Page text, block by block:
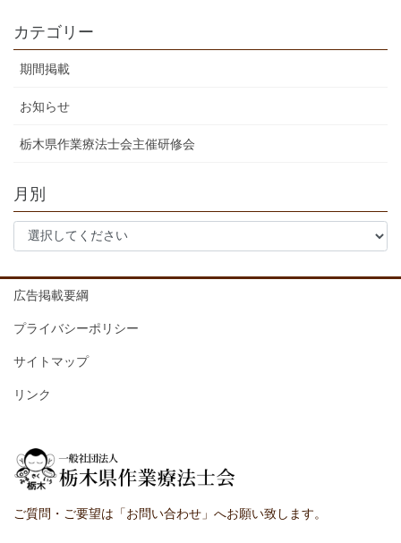
カテゴリー
期間掲載
お知らせ
栃木県作業療法士会主催研修会
月別
広告掲載要綱
プライバシーポリシー
サイトマップ
リンク
ご質問・ご要望は「お問い合わせ」へお願い致します。